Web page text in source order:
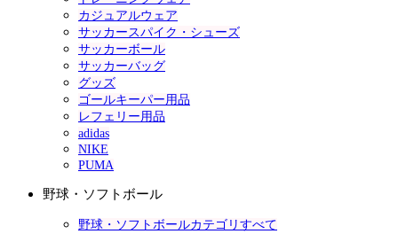
カジュアルウェア
サッカースパイク・シューズ
サッカーボール
サッカーバッグ
グッズ
ゴールキーパー用品
レフェリー用品
adidas
NIKE
PUMA
野球・ソフトボール
野球・ソフトボールカテゴリすべて